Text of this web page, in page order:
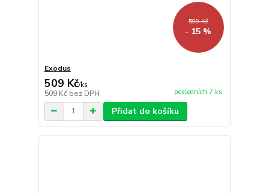
599 Kč
- 15 %
Exodus
509 Kč/ks
509 Kč bez DPH posledních 7 ks
Přidat do košíku